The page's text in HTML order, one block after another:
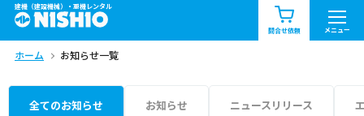
建機（建設機械）・重機レンタル
問合せ依頼 メニュー
商品一覧 お知らせ一覧
問合せ依頼リスト
エリア情報を見る
ホーム お知らせ一覧
全てのお知らせ お知らせ ニュースリリース